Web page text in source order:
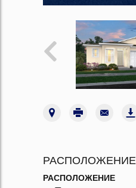
РАСПОЛОЖЕНИЕ
РАСПОЛОЖЕНИЕ